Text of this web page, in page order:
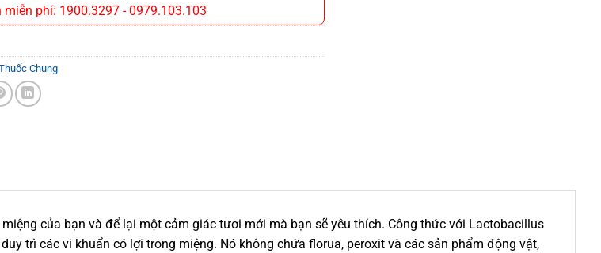
miễn phí: 1900.3297 - 0979.103.103
Chung
của bạn và để lại một cảm giác tươi mới mà bạn sẽ yêu thích. Công thức với Lactobacillus
trì các vi khuẩn có lợi trong miệng. Nó không chứa florua, peroxit và các sản phẩm động vật,